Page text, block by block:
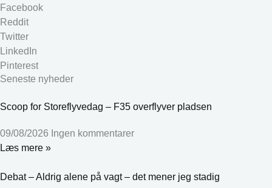
Facebook
Reddit
Twitter
LinkedIn
Pinterest
Seneste nyheder
Scoop for Storeflyvedag – F35 overflyver pladsen
09/08/2026 Ingen kommentarer
Læs mere »
Debat – Aldrig alene på vagt – det mener jeg stadig